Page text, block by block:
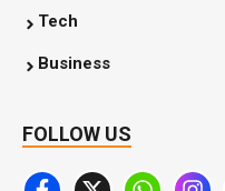
Tech
Business
FOLLOW US